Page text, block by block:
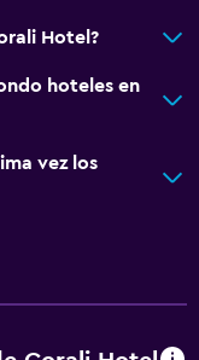
Hotel?
hoteles en
vez los